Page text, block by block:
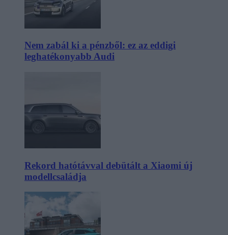
Nem zabál ki a pénzből: ez az eddigi
leghatékonyabb Audi
Rekord hatótávval debütált a Xiaomi új
modellcsaládja